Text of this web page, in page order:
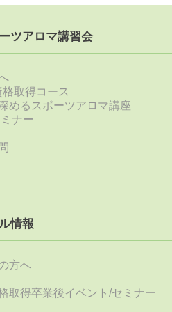
ツアロマ講習会
取得コース
めるスポーツアロマ講座
ナー
情報
方へ
取得卒業後イベント/セミナー